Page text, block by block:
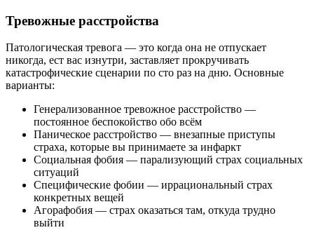
Тревожные расстройства
Патологическая тревога — это когда она не отпускает
никогда, ест вас изнутри, заставляет прокручивать
катастрофические сценарии по сто раз на дню. Основные
варианты:
Генерализованное тревожное расстройство —
постоянное беспокойство обо всём
Паническое расстройство — внезапные приступы
страха, которые вы принимаете за инфаркт
Социальная фобия — парализующий страх социальных
ситуаций
Специфические фобии — иррациональный страх
конкретных вещей
Агорафобия — страх оказаться там, откуда трудно
выйти